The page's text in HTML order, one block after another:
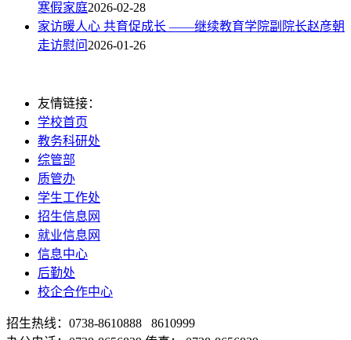
寒假家庭2026-02-28
家访暖人心 共育促成长 ——继续教育学院副院长赵彦朝
走访慰问 2026-01-26
友情链接：
学校首页
教务科研处
综管部
质管办
学生工作处
招生信息网
就业信息网
信息中心
后勤处
校企合作中心
招生热线：0738-8610888 8610999